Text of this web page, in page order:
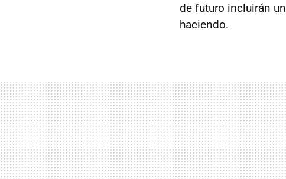
de futuro incluirán un
haciendo.